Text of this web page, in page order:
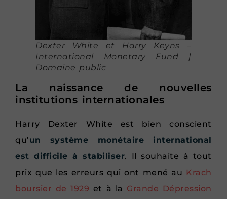
Dexter White et Harry Keyns –
International Monetary Fund |
Domaine public
La naissance de nouvelles
institutions internationales
Harry Dexter White est bien conscient
qu’un système monétaire international
est difficile à stabiliser. Il souhaite à tout
prix que les erreurs qui ont mené au Krach
boursier de 1929 et à la Grande Dépression